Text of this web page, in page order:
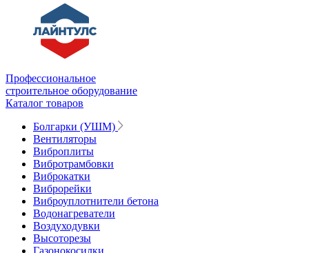
Профессиональное
строительное оборудование
Каталог товаров
Болгарки (УШМ)
Вентиляторы
Виброплиты
Вибротрамбовки
Виброкатки
Виброрейки
Виброуплотнители бетона
Водонагреватели
Воздуходувки
Высоторезы
Газонокосилки